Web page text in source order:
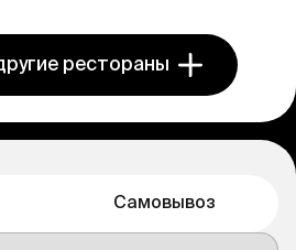
рестораны
Самовывоз